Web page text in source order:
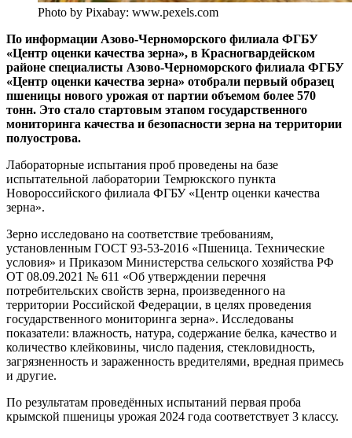
Photo by Pixabay: www.pexels.com
По информации Азово-Черноморского филиала ФГБУ
«Центр оценки качества зерна», в Красногвардейском
районе специалисты Азово-Черноморского филиала ФГБУ
«Центр оценки качества зерна» отобрали первый образец
пшеницы нового урожая от партии объемом более 570
тонн. Это стало стартовым этапом государственного
мониторинга качества и безопасности зерна на территории
полуострова.
Лабораторные испытания проб проведены на базе
испытательной лаборатории Темрюкского пункта
Новороссийского филиала ФГБУ «Центр оценки качества
зерна».
Зерно исследовано на соответствие требованиям,
установленным ГОСТ 93-53-2016 «Пшеница. Технические
условия» и Приказом Министерства сельского хозяйства РФ
ОТ 08.09.2021 № 611 «Об утверждении перечня
потребительских свойств зерна, произведенного на
территории Российской Федерации, в целях проведения
государственного мониторинга зерна». Исследованы
показатели: влажность, натура, содержание белка, качество и
количество клейковины, число падения, стекловидность,
загрязненность и зараженность вредителями, вредная примесь
и другие.
По результатам проведённых испытаний первая проба
крымской пшеницы урожая 2024 года соответствует 3 классу.